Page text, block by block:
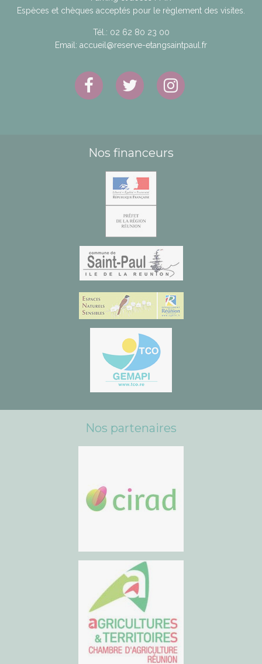
Espèces et chèques acceptés pour le règlement des visites.
Tél.: 02 62 80 23 00
Email: accueil@reserve-etangsaintpaul.fr
Nos financeurs
Nos partenaires